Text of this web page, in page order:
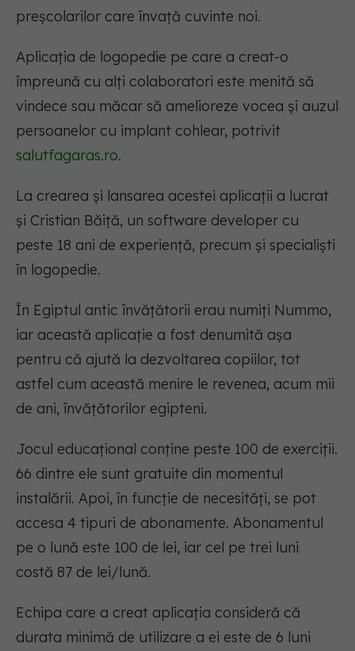
preşcolarilor care învaţă cuvinte noi.
Aplicaţia de logopedie pe care a creat-o
împreună cu alţi colaboratori este menită să
vindece sau măcar să amelioreze vocea şi auzul
persoanelor cu implant cohlear, potrivit
salutfagaras.ro.
La crearea şi lansarea acestei aplicaţii a lucrat
şi Cristian Băiță, un software developer cu
peste 18 ani de experienţă, precum şi specialişti
în logopedie.
În Egiptul antic învăţătorii erau numiţi Nummo,
iar această aplicaţie a fost denumită aşa
pentru că ajută la dezvoltarea copiilor, tot
astfel cum această menire le revenea, acum mii
de ani, învăţătorilor egipteni.
Jocul educaţional conţine peste 100 de exerciţii.
66 dintre ele sunt gratuite din momentul
instalării. Apoi, în funcţie de necesităţi, se pot
accesa 4 tipuri de abonamente. Abonamentul
pe o lună este 100 de lei, iar cel pe trei luni
costă 87 de lei/lună.
Echipa care a creat aplicaţia consideră că
durata minimă de utilizare a ei este de 6 luni